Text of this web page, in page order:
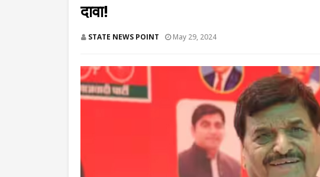
दावा!
STATE NEWS POINT May 29, 2024